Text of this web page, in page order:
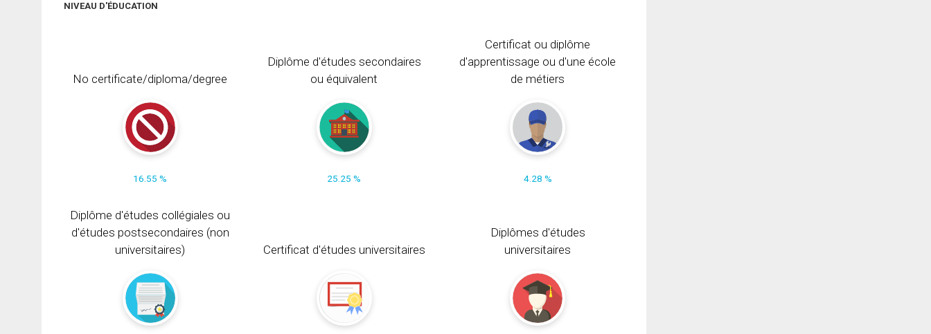
NIVEAU D'ÉDUCATION
No certificate/diploma/degree
16.55 %
Diplôme d'études secondaires
ou équivalent
25.25 %
Certificat ou diplôme
d'apprentissage ou d'une école
de métiers
4.28 %
Diplôme d'études collégiales ou
d'études postsecondaires (non
universitaires)
Certificat d'études universitaires
Diplômes d'études
universitaires